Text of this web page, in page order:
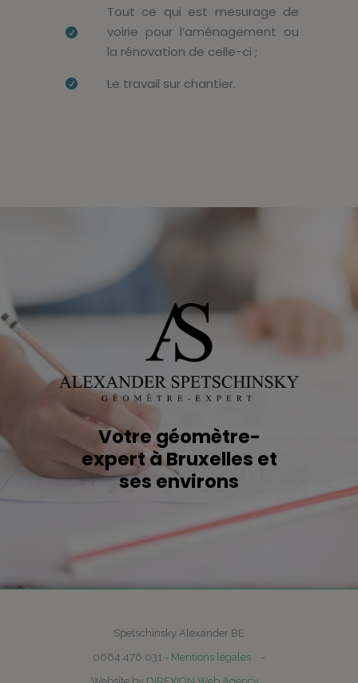
Tout ce qui est mesurage de
voirie pour l’aménagement ou
la rénovation de celle-ci ;
Le travail sur chantier.
Votre géomètre-
expert à Bruxelles et
ses environs
Spetschinsky Alexander BE
0664.476.031 - Mentions légales
-